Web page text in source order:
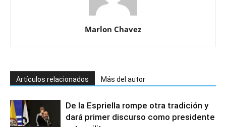
Marlon Chavez
Artículos relacionados Más del autor
De la Espriella rompe otra tradición y
dará primer discurso como presidente